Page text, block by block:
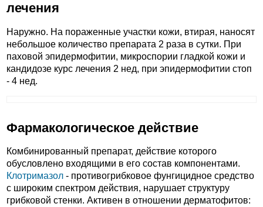
лечения
Наружно. На пораженные участки кожи, втирая, наносят
небольшое количество препарата 2 раза в сутки. При
паховой эпидермофитии, микроспории гладкой кожи и
кандидозе курс лечения 2 нед, при эпидермофитии стоп
- 4 нед.
Фармакологическое действие
Комбинированный препарат, действие которого
обусловлено входящими в его состав компонентами.
Клотримазол - противогрибковое фунгицидное средство
с широким спектром действия, нарушает структуру
грибковой стенки. Активен в отношении дерматофитов: